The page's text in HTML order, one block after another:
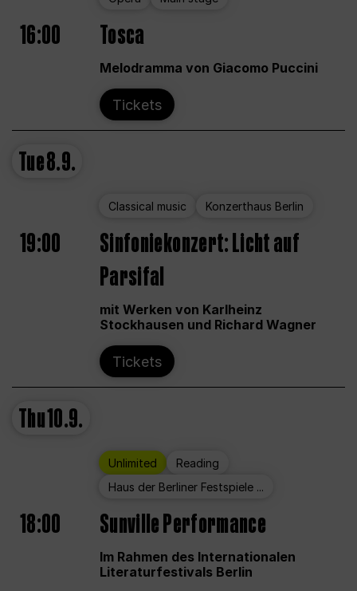
16:00 Tosca
Melodramma von Giacomo Puccini
Tickets
Tue8.9.
Classical music Konzerthaus Berlin
19:00
Sinfoniekonzert: Licht auf
Parsifal
mit Werken von Karlheinz
Stockhausen und Richard Wagner
Tickets
Thu10.9.
Unlimited
Reading
Haus der Berliner Festspiele ...
18:00 Sunville Performance
Im Rahmen des Internationalen
Literaturfestivals Berlin